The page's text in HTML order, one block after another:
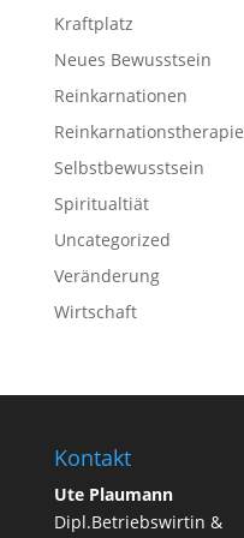
Kraftplatz
Neues Bewusstsein
Reinkarnationen
Reinkarnations­therapie
Selbstbewusstsein
Spiritualtiät
Uncategorized
Veränderung
Wirtschaft
Kontakt
Ute Plaumann
Dipl.Betriebswirtin &